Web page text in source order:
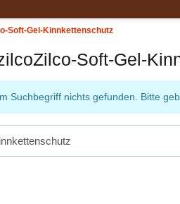
Soft-Gel-Kinnkettenschutz
Soft-Gel-
Suchbegriff nichts gefunden. Bitte